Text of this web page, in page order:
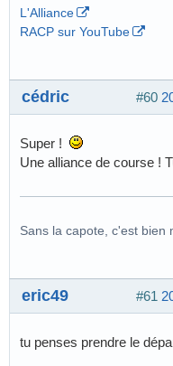
L'Alliance
RACP sur YouTube
#60
cédric
Super !
Une alliance de course !
Sans la capote, c'est bien
#61
eric49
tu penses prendre le